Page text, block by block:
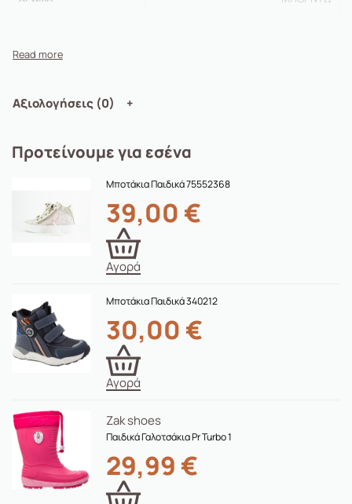
Αξιολογήσεις (0)
Προτείνουμε για εσένα
Μποτάκια Παιδικά 75552368
39,00 €
Αγορά
Μποτάκια Παιδικά 340212
30,00 €
Αγορά
Zak shoes
Παιδικά Γαλοτσάκια Pr Turbo 1
29,99 €